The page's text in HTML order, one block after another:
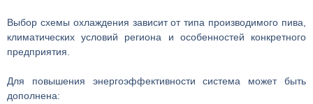
Выбор схемы охлаждения зависит от типа производимого пива,
климатических условий региона и особенностей конкретного
предприятия.
Для повышения энергоэффективности система может быть
дополнена: